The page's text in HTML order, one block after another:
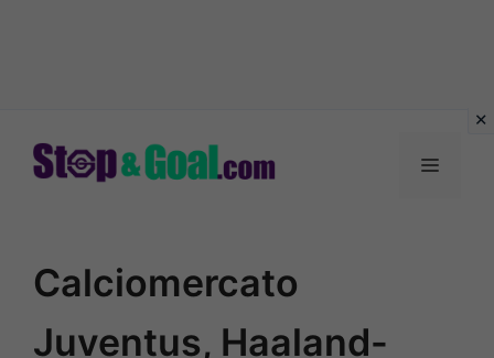
Menu
Calciomercato
Juventus, Haaland-